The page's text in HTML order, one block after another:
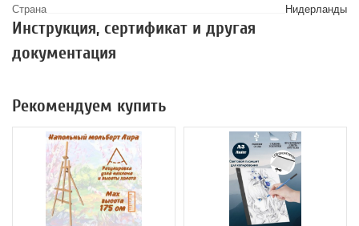
Страна
Нидерланды
Инструкция, сертификат и другая
документация
Рекомендуем купить